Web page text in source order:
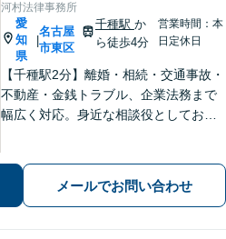
河村法律事務所
愛
知
県
|
名古屋
市東区
千種駅 か
ら徒歩4分
営業時間：本
日定休日
【千種駅2分】離婚・相続・交通事故・
不動産・金銭トラブル、企業法務まで
幅広く対応。身近な相談役としてお悩
め、まずは気軽にご相談ください。
【土日祝対応可、夜間対応可】【オン
メールでお問い合わせ